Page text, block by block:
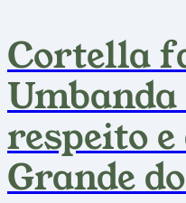
Cortella
respeito
Grande